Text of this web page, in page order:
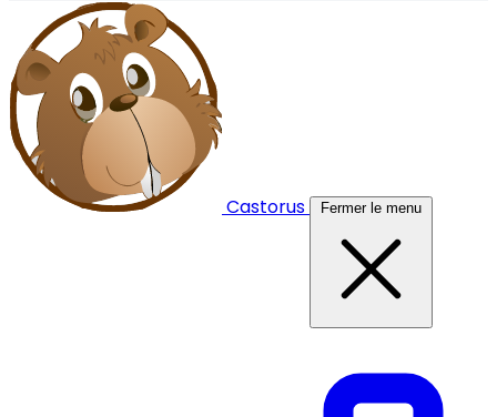
Castorus Fermer le menu